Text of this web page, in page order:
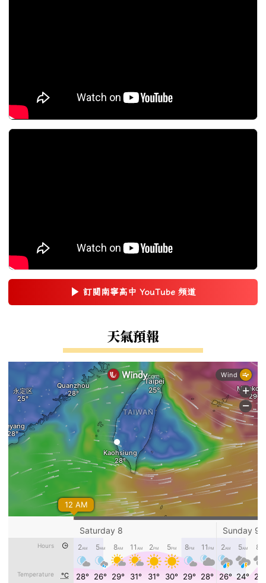
▶ 訂閱南寧高中 YouTube 頻道
(另開新視窗)
天氣預報